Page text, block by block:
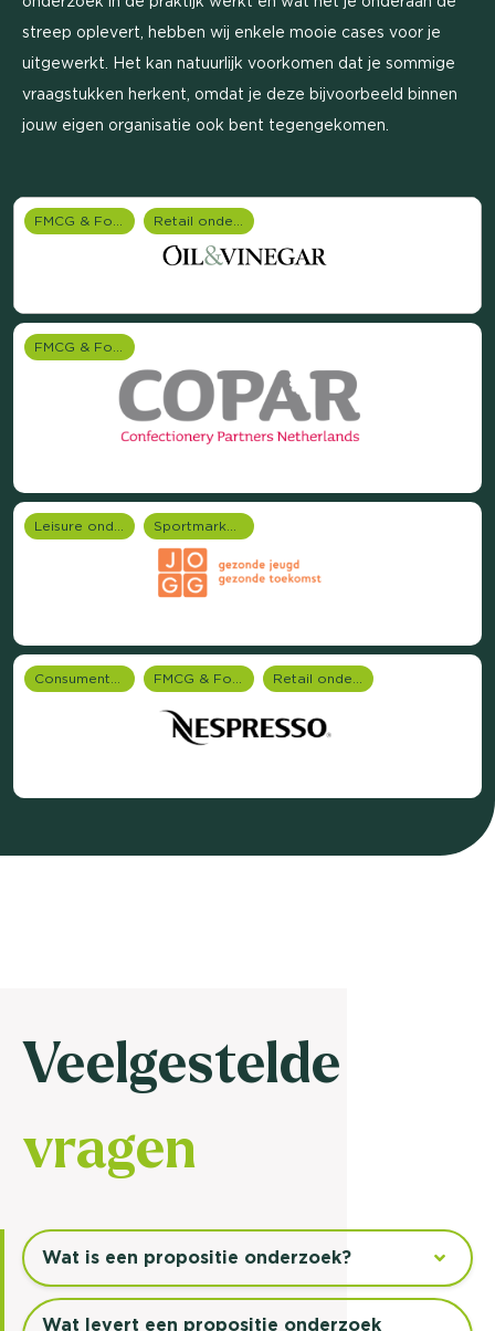
streep oplevert, hebben wij enkele mooie cases voor je
uitgewerkt. Het kan natuurlijk voorkomen dat je sommige
vraagstukken herkent, omdat je deze bijvoorbeeld binnen
jouw eigen organisatie ook bent tegengekomen.
Veelgestelde
vragen
Wat is een propositie onderzoek?
Wat levert een propositie onderzoek